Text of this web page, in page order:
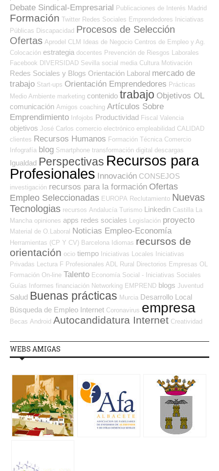
Debate Sindical-Empresarial Publicaciones de Interés Madrid
Formación Twitter Redes Sociales Emprendedores Iniciativas
Públicas Discapacidad Procesos de Selección
Ofertas Aprodel CLM Ideas de Negocio Centros de Empleo y Ag.
Colocación estrategia docentes Prevención de Riesgos Laborales
Facebook DIVERSIDAD Sevilla social media Cultura Motivación
Redes Sociales y Blogs Orientación Laboral mercado de
trabajo Start-ups Orientación Emprendedores Prácticas
Medio Ambiente marketing contenido trabajo Objetivos OL
comunicación Amigos coaching Artículos Sobre
Emprendimiento Infojobs Productividad Fiscal Valencia
objetivos José Carlos comercio electrónico empleabilidad CALIDAD
clientes Recursos Humanos Formación Técnica Comercio
Infografía blog Smartphone transformación digital descargas
Igualdad Perspectivas Recursos para
Profesionales Innovación CONSEJOS
investigación recursos para la formación Ofertas
Empleo Seleccionadas EUROPA Reclutamiento Nuevas
Tecnologias recursos Andalucía Turismo Linkedin Castilla La
Mancha opiniones apps redes sociales Legislación proyecto
Material de O.Laboral Noticias Empleo-Economía
Herramientas (CP Y CV) Barcelona Idiomas recursos de
orientación ocio tiempo Iniciativas Locales Iniciativas
Privadas Lectura F Profesionales ADL Rural Directorios Empresas OL
Formación On-line Talento Economía Social - Iniciativas Sociales
Guías Informes financiación Networking EMPREND blogs Juventud
Salud Buenas prácticas Murcia Desarrollo Local
Búsqueda de Empleo Internet Coronavirus empresa
Becas Android Autocandidatura Internet Creatividad
WEBS AMIGAS